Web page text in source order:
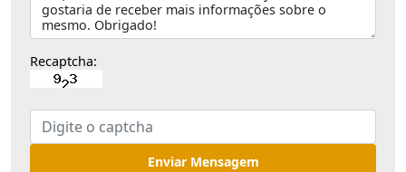
Recaptcha:
Enviar Mensagem